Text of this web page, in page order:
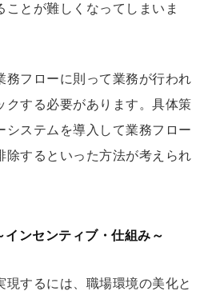
ことが難しくなってしまいま
務フローに則って業務が行われ
クする必要があります。具体策
システムを導入して業務フロー
除するといった方法が考えられ
ンセンティブ・仕組み～
現するには、職場環境の美化と